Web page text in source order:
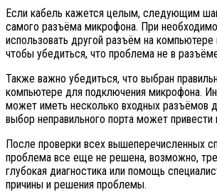
Если кабель кажется целым, следующим
самого разъёма микрофона. При
использовать другой разъём на компьютере
чтобы убедиться, что проблема не в
Также важно убедиться, что выбран
компьютере для подключения микрофона.
может иметь несколько входных разъёмов
выбор неправильного порта может привести
После проверки всех вышеперечисленных
проблема все еще не решена, возможно,
глубокая диагностика или помощь
причины и решения проблемы.